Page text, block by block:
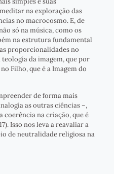
na exploração das
no macrocosmo. E, de
só na música, como os
na estrutura fundamental
proporcionalidades no
da imagem, que por
Filho, que é a Imagem do
de forma mais
as outras ciências –,
coerência na criação, que é
Isso nos leva a reavaliar a
de neutralidade religiosa na